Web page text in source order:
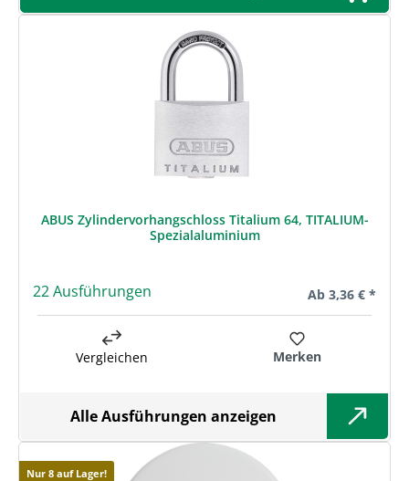
ABUS Zylindervorhangschloss Titalium 64, TITALIUM-
Spezialaluminium
22 Ausführungen Regulärer Preis:
Ab 3,36 € *
Vergleichen Merken
Alle Ausführungen anzeigen
Nur 8 auf Lager!